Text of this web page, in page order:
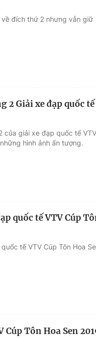
đích thứ 2 nhưng vẫn giữ
2 Giải xe đạp quốc tế
của giải xe đạp quốc tế VTV
hình ảnh ấn tượng.
quốc tế VTV Cúp
tế VTV Cúp Tôn Hoa
Tôn Hoa Sen